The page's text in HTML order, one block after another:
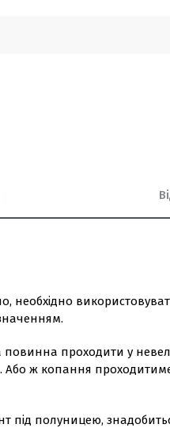
необхідно
проходити у
ж копання
під полуницею,